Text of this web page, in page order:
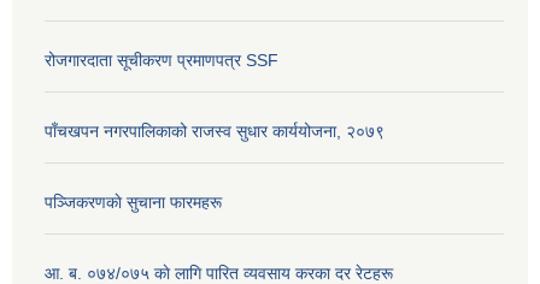
रोजगारदाता सूचीकरण प्रमाणपत्र SSF
पाँचखपन नगरपालिकाको राजस्व सुधार कार्ययोजना, २०७९
पञ्जिकरणकाे सुचाना फारमहरू
आ. ब. ०७४/०७५ काे लागि पारित व्यवसाय करका दर रेटहरू